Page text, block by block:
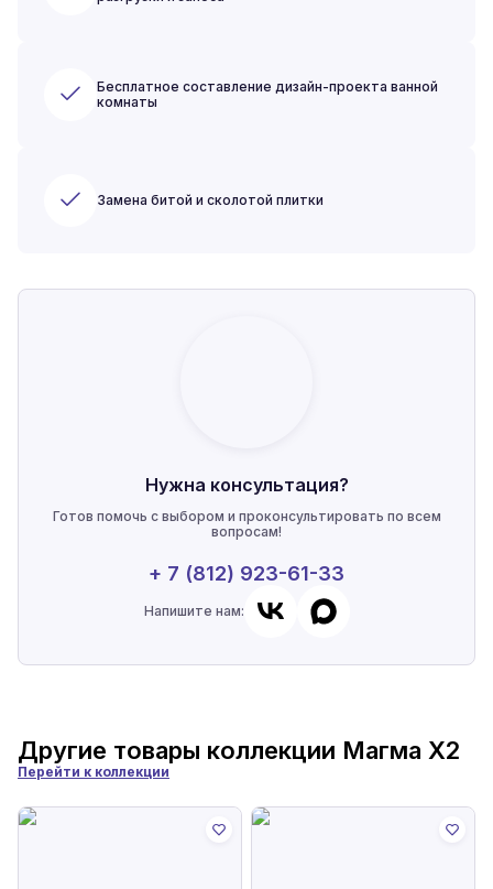
Бесплатное составление дизайн-проекта ванной
комнаты
Замена битой и сколотой плитки
Нужна консультация?
Готов помочь с выбором и проконсультировать по всем
вопросам!
+ 7 (812) 923-61-33
Напишите нам:
Другие товары коллекции Магма X2
Перейти к коллекции